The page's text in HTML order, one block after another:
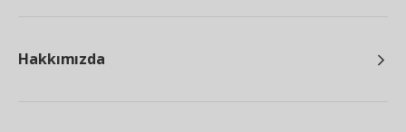
Hakkımızda